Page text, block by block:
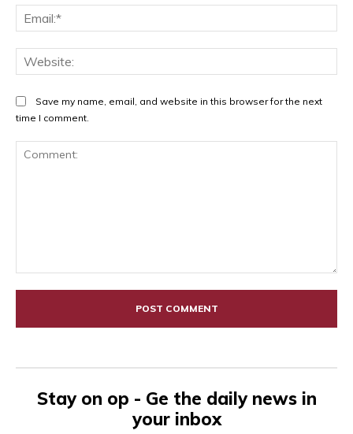
Save my name, email, and website in this browser for the next
time I comment.
Stay on op - Ge the daily news in
your inbox